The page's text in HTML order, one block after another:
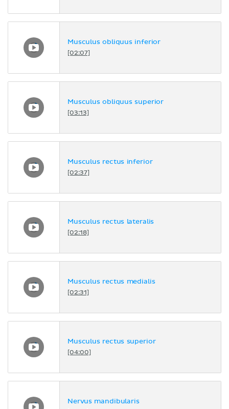
Musculus obliquus inferior
[02:07]
Musculus obliquus superior
[03:13]
Musculus rectus inferior
[02:37]
Musculus rectus lateralis
[02:18]
Musculus rectus medialis
[02:31]
Musculus rectus superior
[04:00]
Nervus mandibularis